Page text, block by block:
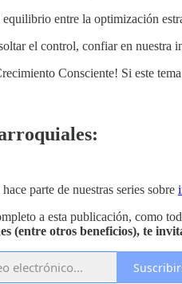
entre la optimización
el control, confiar en nuestra
Consciente! Si este
parte de nuestras series sobre
a esta publicación, como
(entre otros beneficios), te